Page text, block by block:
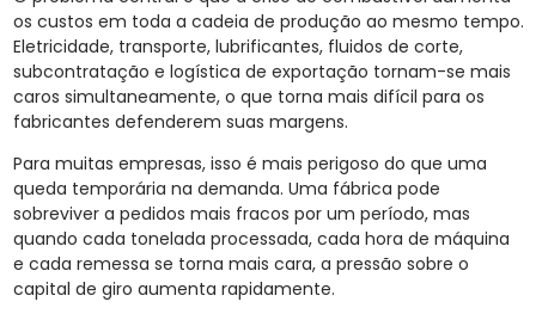
os custos em toda a cadeia de produção ao mesmo tempo.
Eletricidade, transporte, lubrificantes, fluidos de corte,
subcontratação e logística de exportação tornam-se mais
caros simultaneamente, o que torna mais difícil para os
fabricantes defenderem suas margens.
Para muitas empresas, isso é mais perigoso do que uma
queda temporária na demanda. Uma fábrica pode
sobreviver a pedidos mais fracos por um período, mas
quando cada tonelada processada, cada hora de máquina
e cada remessa se torna mais cara, a pressão sobre o
capital de giro aumenta rapidamente.